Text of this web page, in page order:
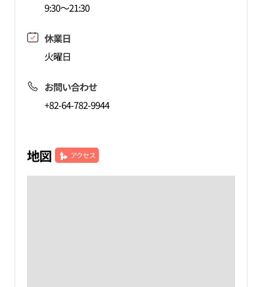
9:30～21:30
休業日
火曜日
お問い合わせ
+82-64-782-9944
地図 アクセス